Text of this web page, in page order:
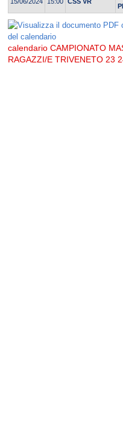
calendario CAMPIONATO
RAGAZZI/E TRIVENETO 23